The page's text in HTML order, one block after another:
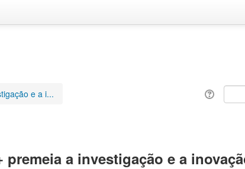
e a i...
premeia a investigação e a